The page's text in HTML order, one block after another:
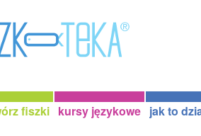
fiszki kursy językowe jak to